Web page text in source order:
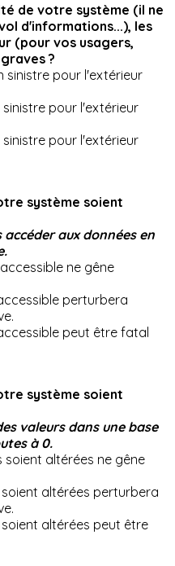
de votre système (il ne
d'informations...), les
(pour vos usagers,
?
sinistre pour l'extérieur
pour l'extérieur
pour l'extérieur
système soient
accéder aux données en
ne gêne
perturbera
peut être fatal
système soient
valeurs dans une base
à 0.
soient altérées ne gêne
altérées perturbera
altérées peut être